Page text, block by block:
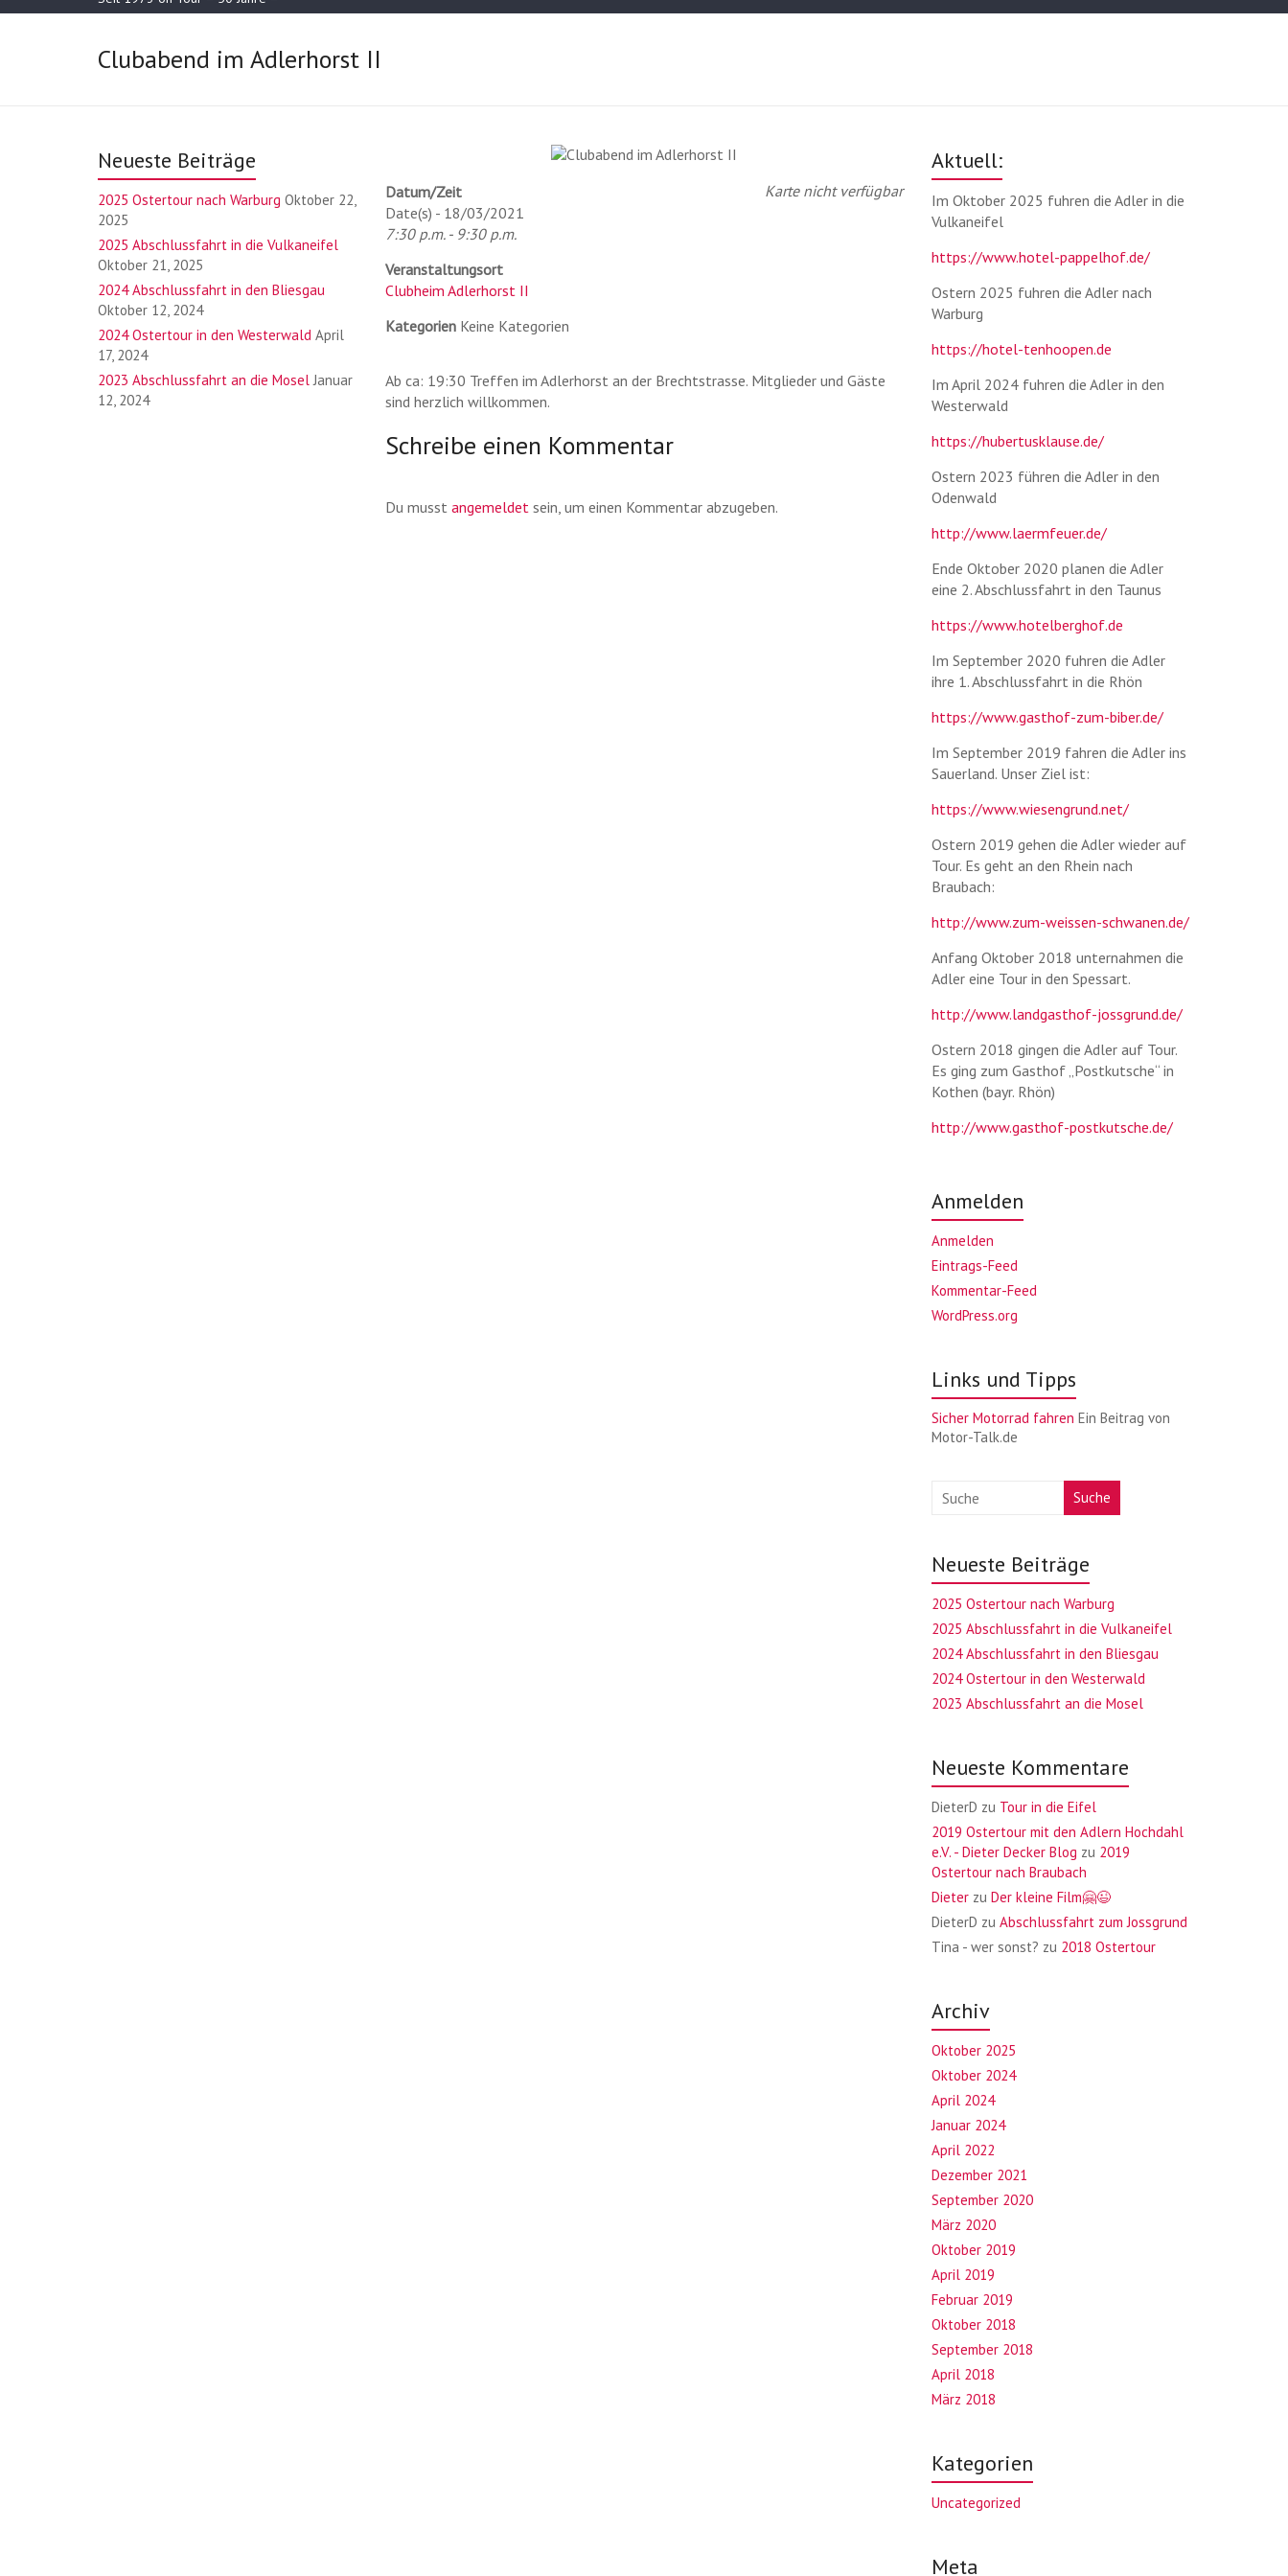
Clubabend im Adlerhorst II
Karte nicht verfügbar
Datum/Zeit
Date(s) - 18/03/2021
7:30 p.m. - 9:30 p.m.
Veranstaltungsort
Clubheim Adlerhorst II
Kategorien Keine Kategorien
Ab ca: 19:30 Treffen im Adlerhorst an der Brechtstrasse. Mitglieder und Gäste
sind herzlich willkommen.
Schreibe einen Kommentar
Du musst angemeldet sein, um einen Kommentar abzugeben.
Neueste Beiträge
2025 Ostertour nach Warburg Oktober 22,
2025
2025 Abschlussfahrt in die Vulkaneifel
Oktober 21, 2025
2024 Abschlussfahrt in den Bliesgau
Oktober 12, 2024
2024 Ostertour in den Westerwald April
17, 2024
2023 Abschlussfahrt an die Mosel Januar
12, 2024
Aktuell:
Im Oktober 2025 fuhren die Adler in die
Vulkaneifel
https://www.hotel-pappelhof.de/
Ostern 2025 fuhren die Adler nach
Warburg
https://hotel-tenhoopen.de
Im April 2024 fuhren die Adler in den
Westerwald
https://hubertusklause.de/
Ostern 2023 führen die Adler in den
Odenwald
http://www.laermfeuer.de/
Ende Oktober 2020 planen die Adler
eine 2. Abschlussfahrt in den Taunus
https://www.hotelberghof.de
Im September 2020 fuhren die Adler
ihre 1. Abschlussfahrt in die Rhön
https://www.gasthof-zum-biber.de/
Im September 2019 fahren die Adler ins
Sauerland. Unser Ziel ist:
https://www.wiesengrund.net/
Ostern 2019 gehen die Adler wieder auf
Tour. Es geht an den Rhein nach
Braubach:
http://www.zum-weissen-schwanen.de/
Anfang Oktober 2018 unternahmen die
Adler eine Tour in den Spessart.
http://www.landgasthof-jossgrund.de/
Ostern 2018 gingen die Adler auf Tour.
Es ging zum Gasthof „Postkutsche“ in
Kothen (bayr. Rhön)
http://www.gasthof-postkutsche.de/
Anmelden
Anmelden
Eintrags-Feed
Kommentar-Feed
WordPress.org
Links und Tipps
Sicher Motorrad fahren Ein Beitrag von
Motor-Talk.de
Suche
Neueste Beiträge
2025 Ostertour nach Warburg
2025 Abschlussfahrt in die Vulkaneifel
2024 Abschlussfahrt in den Bliesgau
2024 Ostertour in den Westerwald
2023 Abschlussfahrt an die Mosel
Neueste Kommentare
DieterD zu Tour in die Eifel
2019 Ostertour mit den Adlern Hochdahl
e.V. - Dieter Decker Blog zu 2019
Ostertour nach Braubach
Dieter zuDer kleine Film🤗😉
DieterD zuAbschlussfahrt zum Jossgrund
Tina - wer sonst? zu 2018 Ostertour
Archiv
Oktober 2025
Oktober 2024
April 2024
Januar 2024
April 2022
Dezember 2021
September 2020
März 2020
Oktober 2019
April 2019
Februar 2019
Oktober 2018
September 2018
April 2018
März 2018
Kategorien
Uncategorized
Meta